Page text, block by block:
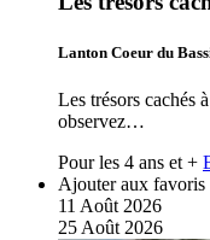
Lanton Coeur du
Les trésors cachés
observez…
Pour les 4 ans et +
Ajouter aux favoris
11 Août 2026
25 Août 2026